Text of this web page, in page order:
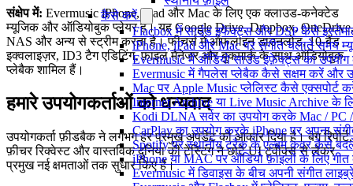
कैसे करें
Flacbox में साउंड इफेक्ट्स और DSP कैसे
iPhone, iPad और Mac पर संगीत चलाते समय
Evermusic में ऑडियो साउंड इफ़ेक्ट्स का उपयोग
Evermusic में गैपलेस प्लेबैक कैसे सक्षम करें और
Mac पर Apple Music प्लेलिस्ट कैसे एक्सपोर्ट
Internet Archive या Live Music Archive के
Kodi DLNA सर्वर का उपयोग करके Mac /
CarPlay का उपयोग करके iPhone पर अपना
Spotify पर स्थानीय ट्रैक के एल्बम कवर कैसे
iPhone या MAC पर ऑडियो फ़ाइलों के लिए
Evermusic में डिवाइस के बीच अपनी संगीत
संक्षेप में: Evermusic iPhone, iPad और Mac के लिए एक क्लाउड-कनेक्टेड
म्यूजिक और ऑडियोबुक प्लेयर है। यह Google Drive, Dropbox, OneDrive,
NAS और अन्य से स्ट्रीम करता है। फीचर्स में ऑफलाइन डाउनलोड, 10-बैंड
इक्वलाइज़र, ID3 टैग एडिटिंग, फ़ाइल मैनेजर और बुकमार्क के साथ ऑडियोबुक
प्लेबैक शामिल हैं।
हमारे उपयोगकर्ताओं को धन्यवाद
उपयोगकर्ता फ़ीडबैक ने लगभग हर प्रमुख अपडेट को आकार दिया है। बग रिपोर्ट,
फ़ीचर रिक्वेस्ट और वास्तविक दुनिया की टेस्टिंग ने छोटे UI ट्वीक्स से लेकर
प्रमुख नई क्षमताओं तक सुधार किए हैं।